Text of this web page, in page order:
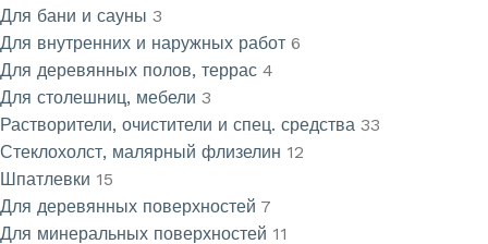
Для бани и сауны 3
Для внутренних и наружных работ 6
Для деревянных полов, террас 4
Для столешниц, мебели 3
Растворители, очистители и спец. средства 33
Стеклохолст, малярный флизелин 12
Шпатлевки 15
Для деревянных поверхностей 7
Для минеральных поверхностей 11